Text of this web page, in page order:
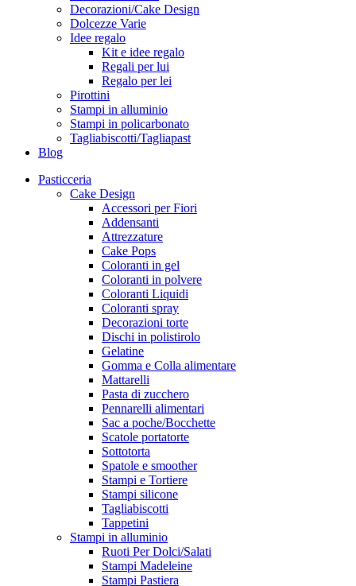
Decorazioni/Cake Design
Dolcezze Varie
Idee regalo
Kit e idee regalo
Regali per lui
Regalo per lei
Pirottini
Stampi in alluminio
Stampi in policarbonato
Tagliabiscotti/Tagliapast
Blog
Pasticceria
Cake Design
Accessori per Fiori
Addensanti
Attrezzature
Cake Pops
Coloranti in gel
Coloranti in polvere
Coloranti Liquidi
Coloranti spray
Decorazioni torte
Dischi in polistirolo
Gelatine
Gomma e Colla alimentare
Mattarelli
Pasta di zucchero
Pennarelli alimentari
Sac a poche/Bocchette
Scatole portatorte
Sottotorta
Spatole e smoother
Stampi e Tortiere
Stampi silicone
Tagliabiscotti
Tappetini
Stampi in alluminio
Ruoti Per Dolci/Salati
Stampi Madeleine
Stampi Pastiera